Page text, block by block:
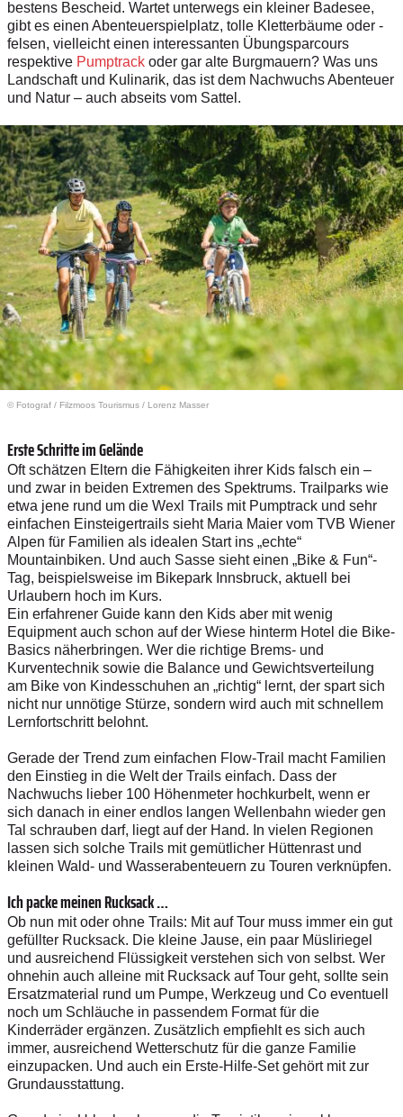
bestens Bescheid. Wartet unterwegs ein kleiner Badesee,
gibt es einen Abenteuerspielplatz, tolle Kletterbäume oder -
felsen, vielleicht einen interessanten Übungsparcours
respektive Pumptrack oder gar alte Burgmauern? Was uns
Landschaft und Kulinarik, das ist dem Nachwuchs Abenteuer
und Natur – auch abseits vom Sattel.
© Fotograf / Filzmoos Tourismus / Lorenz Masser
Erste Schritte im Gelände
Oft schätzen Eltern die Fähigkeiten ihrer Kids falsch ein –
und zwar in beiden Extremen des Spektrums. Trailparks wie
etwa jene rund um die Wexl Trails mit Pumptrack und sehr
einfachen Einsteigertrails sieht Maria Maier vom TVB Wiener
Alpen für Familien als idealen Start ins „echte“
Mountainbiken. Und auch Sasse sieht einen „Bike & Fun“-
Tag, beispielsweise im Bikepark Innsbruck, aktuell bei
Urlaubern hoch im Kurs.
Ein erfahrener Guide kann den Kids aber mit wenig
Equipment auch schon auf der Wiese hinterm Hotel die Bike-
Basics näherbringen. Wer die richtige Brems- und
Kurventechnik sowie die Balance und Gewichtsverteilung
am Bike von Kindesschuhen an „richtig“ lernt, der spart sich
nicht nur unnötige Stürze, sondern wird auch mit schnellem
Lernfortschritt belohnt.
Gerade der Trend zum einfachen Flow-Trail macht Familien
den Einstieg in die Welt der Trails einfach. Dass der
Nachwuchs lieber 100 Höhenmeter hochkurbelt, wenn er
sich danach in einer endlos langen Wellenbahn wieder gen
Tal schrauben darf, liegt auf der Hand. In vielen Regionen
lassen sich solche Trails mit gemütlicher Hüttenrast und
kleinen Wald- und Wasserabenteuern zu Touren verknüpfen.
Ich packe meinen Rucksack …
Ob nun mit oder ohne Trails: Mit auf Tour muss immer ein gut
gefüllter Rucksack. Die kleine Jause, ein paar Müsliriegel
und ausreichend Flüssigkeit verstehen sich von selbst. Wer
ohnehin auch alleine mit Rucksack auf Tour geht, sollte sein
Ersatzmaterial rund um Pumpe, Werkzeug und Co eventuell
noch um Schläuche in passendem Format für die
Kinderräder ergänzen. Zusätzlich empfiehlt es sich auch
immer, ausreichend Wetterschutz für die ganze Familie
einzupacken. Und auch ein Erste-Hilfe-Set gehört mit zur
Grundausstattung.